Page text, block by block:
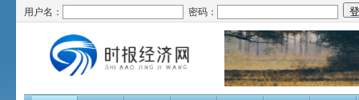
用户名： 密码：